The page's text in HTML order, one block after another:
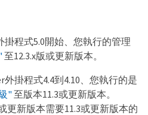
掛程式5.0開始、您執行的管理
至12.3.x版或更新版本。
掛程式4.4到4.10、您執行的是
" 至版本11.3或更新版本。
更新版本需要11.3或更新版本的